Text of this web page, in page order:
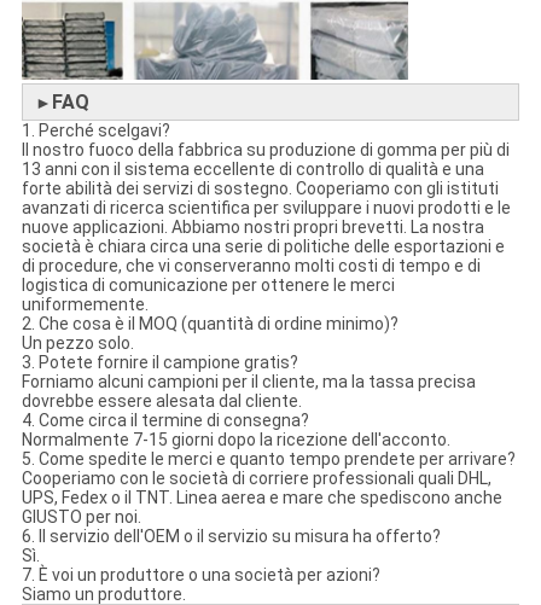
► FAQ
1. Perché scelgavi?
Il nostro fuoco della fabbrica su produzione di gomma per più di
13 anni con il sistema eccellente di controllo di qualità e una
forte abilità dei servizi di sostegno. Cooperiamo con gli istituti
avanzati di ricerca scientifica per sviluppare i nuovi prodotti e le
nuove applicazioni. Abbiamo nostri propri brevetti. La nostra
società è chiara circa una serie di politiche delle esportazioni e
di procedure, che vi conserveranno molti costi di tempo e di
logistica di comunicazione per ottenere le merci
uniformemente.
2. Che cosa è il MOQ (quantità di ordine minimo)?
Un pezzo solo.
3. Potete fornire il campione gratis?
Forniamo alcuni campioni per il cliente, ma la tassa precisa
dovrebbe essere alesata dal cliente.
4. Come circa il termine di consegna?
Normalmente 7-15 giorni dopo la ricezione dell'acconto.
5. Come spedite le merci e quanto tempo prendete per arrivare?
Cooperiamo con le società di corriere professionali quali DHL,
UPS, Fedex o il TNT. Linea aerea e mare che spediscono anche
GIUSTO per noi.
6. Il servizio dell'OEM o il servizio su misura ha offerto?
Sì.
7. È voi un produttore o una società per azioni?
Siamo un produttore.